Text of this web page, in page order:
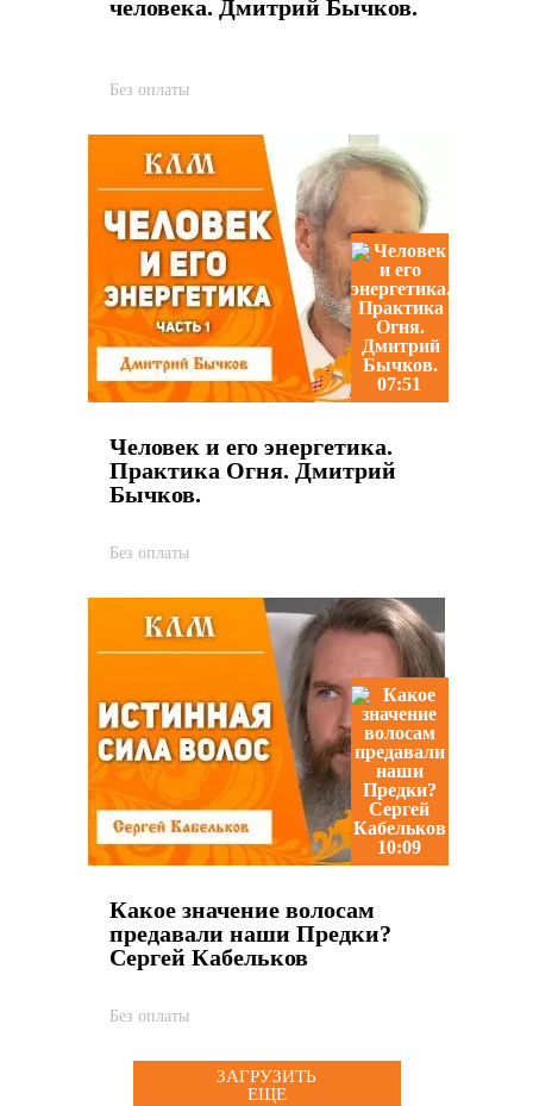
человека. Дмитрий Бычков.
Без оплаты
07:51
Человек и его энергетика.
Практика Огня. Дмитрий
Бычков.
Без оплаты
10:09
Какое значение волосам
предавали наши Предки?
Сергей Кабельков
Без оплаты
ЗАГРУЗИТЬ
ЕЩЕ